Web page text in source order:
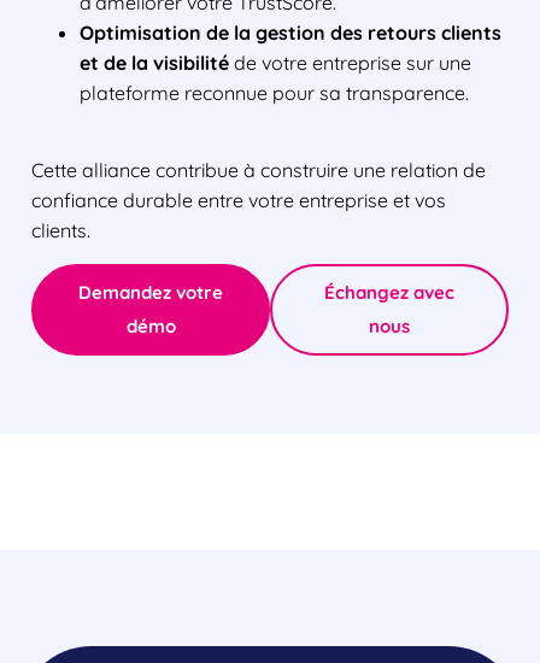
Optimisation de la gestion des retours clients
et de la visibilité de votre entreprise sur une
plateforme reconnue pour sa transparence.
Cette alliance contribue à construire une relation de
confiance durable entre votre entreprise et vos
clients.
Demandez votre
démo
Échangez avec
nous